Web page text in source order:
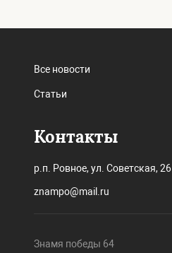
Все новости
Статьи
Контакты
р.п. Ровное, ул. Советская, 26
znampo@mail.ru
Знамя победы 64